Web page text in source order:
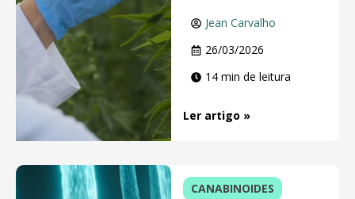
Jean Carvalho
26/03/2026
14 min de leitura
Ler artigo »
CANABINOIDES